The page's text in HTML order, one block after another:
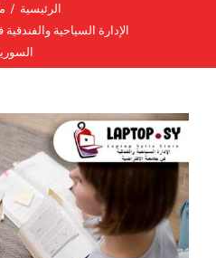
الرئيسية
الإدارة السياحية
مشاهدة
صورة
أكبر